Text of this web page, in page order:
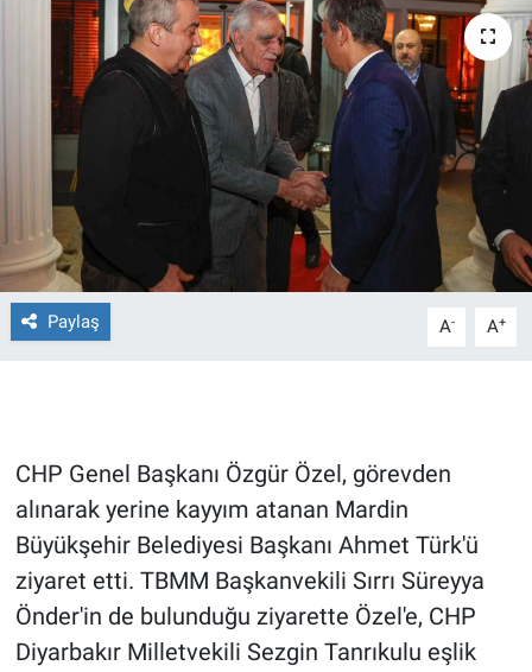
Paylaş A- A+
CHP Genel Başkanı Özgür Özel, görevden
alınarak yerine kayyım atanan Mardin
Büyükşehir Belediyesi Başkanı Ahmet Türk'ü
ziyaret etti. TBMM Başkanvekili Sırrı Süreyya
Önder'in de bulunduğu ziyarette Özel'e, CHP
Diyarbakır Milletvekili Sezgin Tanrıkulu eşlik
Eğitim
Eğlence
Ekonomi
Forum
Gerçeğin İzinde
Gün Ortası
Gündem Özel
Günün görüntüsü
Haber